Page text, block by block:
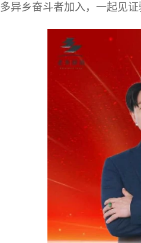
多异乡奋斗者加入，一起见